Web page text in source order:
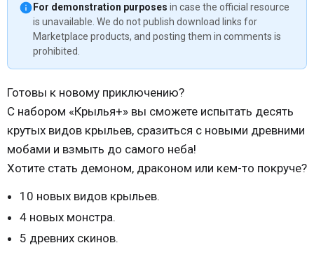
For demonstration purposes in case the official resource
is unavailable. We do not publish download links for
Marketplace products, and posting them in comments is
prohibited.
Готовы к новому приключению?
С набором «Крылья+» вы сможете испытать десять
крутых видов крыльев, сразиться с новыми древними
мобами и взмыть до самого неба!
Хотите стать демоном, драконом или кем-то покруче?
10 новых видов крыльев.
4 новых монстра.
5 древних скинов.